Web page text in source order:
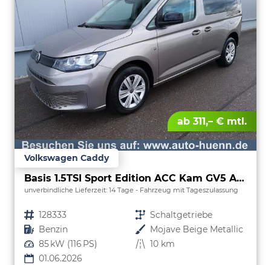
ab 311,– € mtl.
Volkswagen Caddy
Basis 1.5TSI Sport Edition ACC Kam GV5 App
unverbindliche Lieferzeit: 14 Tage Fahrzeug mit Tageszulassung
Fahrzeugnr. 128333 Getriebe Schaltgetriebe
Kraftstoff Benzin Außenfarbe Mojave Beige Metallic
Leistung 85 kW (116 PS) Kilometerstand 10 km
01.06.2026